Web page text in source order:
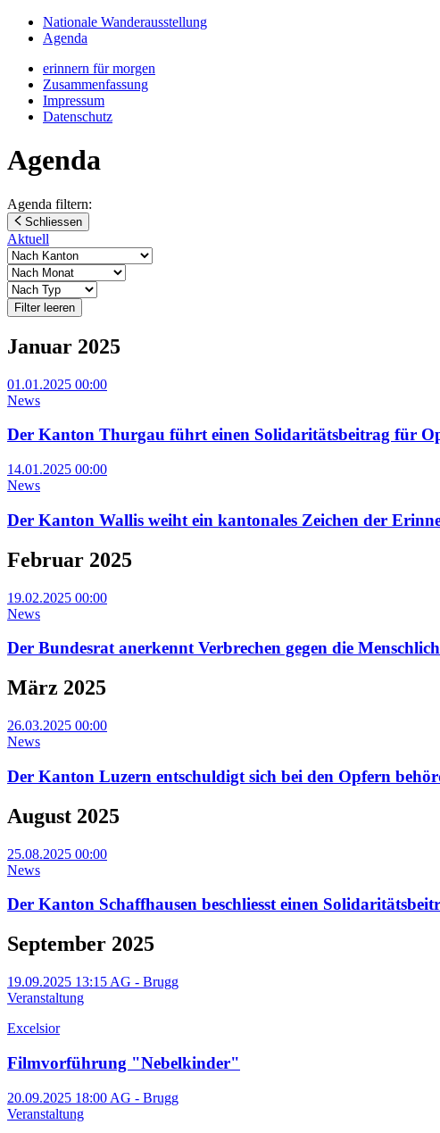
Nationale Wanderausstellung
Agenda
erinnern für morgen
Zusammenfassung
Impressum
Datenschutz
Agenda
Agenda filtern:
Schliessen
Aktuell
Filter leeren
Januar 2025
01.01.2025 00:00
News
Der Kanton Thurgau führt einen Solidaritätsbeitrag für
14.01.2025 00:00
News
Der Kanton Wallis weiht ein kantonales Zeichen der
Februar 2025
19.02.2025 00:00
News
Der Bundesrat anerkennt Verbrechen gegen die
März 2025
26.03.2025 00:00
News
Der Kanton Luzern entschuldigt sich bei den Opfern
August 2025
25.08.2025 00:00
News
Der Kanton Schaffhausen beschliesst einen
September 2025
19.09.2025 13:15 AG - Brugg
Veranstaltung
Excelsior
Filmvorführung "Nebelkinder"
20.09.2025 18:00 AG - Brugg
Veranstaltung